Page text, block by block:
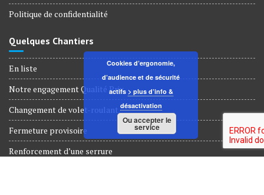
Politique de confidentialité
Quelques Chantiers
En liste
Notre engagement Qualité Prix
Changement de volet-roulant
Fermeture provisoire
Renforcement d’une serrure
Cookies d’ergonomie,
d’audience et de sécurité
actifs > plus d’info &
désactivation
Ou accepter le
service